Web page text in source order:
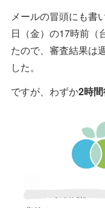
メールの冒頭にも書
日（金）の17時前（
たので、審査結果は
した。
ですが、わずか2時